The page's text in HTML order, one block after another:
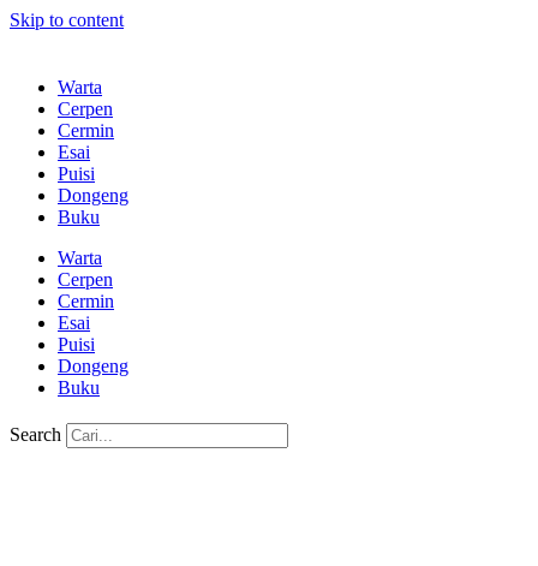
Skip to content
Warta
Cerpen
Cermin
Esai
Puisi
Dongeng
Buku
Warta
Cerpen
Cermin
Esai
Puisi
Dongeng
Buku
Search